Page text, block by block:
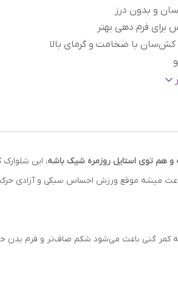
و بدون درز
برای فرم دهی بهتر
کش‌سان با ضخامت و گرمای بالا
محکم برای فرم‌دهی شکم و کمر
فری‌سایز مناسب تا سایز ۴۲ برای
هم توی استایل روزمره شیک باشه، این
موقع ورزش احساس سبکی و آزادی حرکت
کمر گنی باعث می‌شود شکم صاف‌تر و فرم